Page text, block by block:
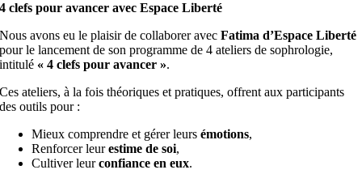
4 clefs pour avancer avec Espace Liberté
Nous avons eu le plaisir de collaborer avecFatima d’Espace Liberté
pour le lancement de son programme de 4 ateliers de sophrologie,
intitulé « 4 clefs pour avancer ».
Ces ateliers, à la fois théoriques et pratiques, offrent aux participants
des outils pour :
Mieux comprendre et gérer leursémotions,
Renforcer leurestime de soi,
Cultiver leurconfiance en eux.